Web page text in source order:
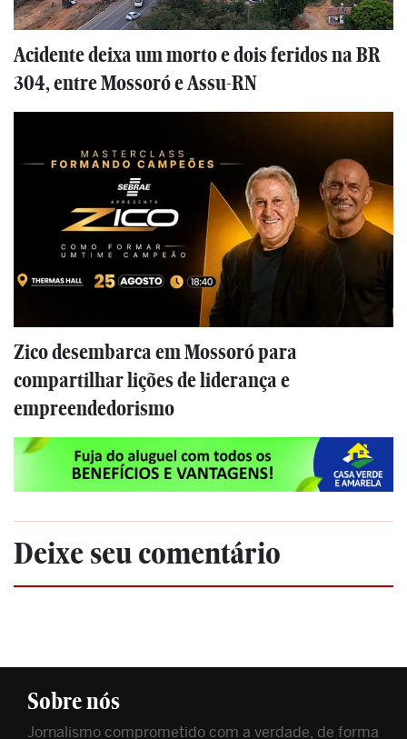
Acidente deixa um morto e dois feridos na BR
304, entre Mossoró e Assu-RN
Zico desembarca em Mossoró para
compartilhar lições de liderança e
empreendedorismo
Deixe seu comentário
Sobre nós
Jornalismo comprometido com a verdade, de forma